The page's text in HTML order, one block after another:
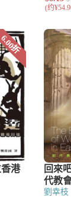
劉幸枝